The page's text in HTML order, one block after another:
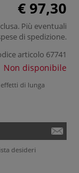
€ 97,30
Più eventuali
di spedizione.
articolo 67741
Non disponibile
di lunga
desideri